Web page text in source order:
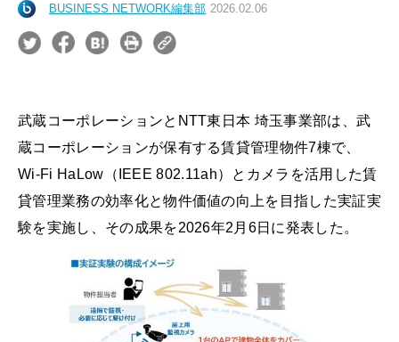
BUSINESS NETWORK編集部 2026.02.06
武蔵コーポレーションとNTT東日本 埼玉事業部は、武
蔵コーポレーションが保有する賃貸管理物件7棟で、
Wi‑Fi HaLow（IEEE 802.11ah）とカメラを活用した賃
貸管理業務の効率化と物件価値の向上を目指した実証実
験を実施し、その成果を2026年2月6日に発表した。